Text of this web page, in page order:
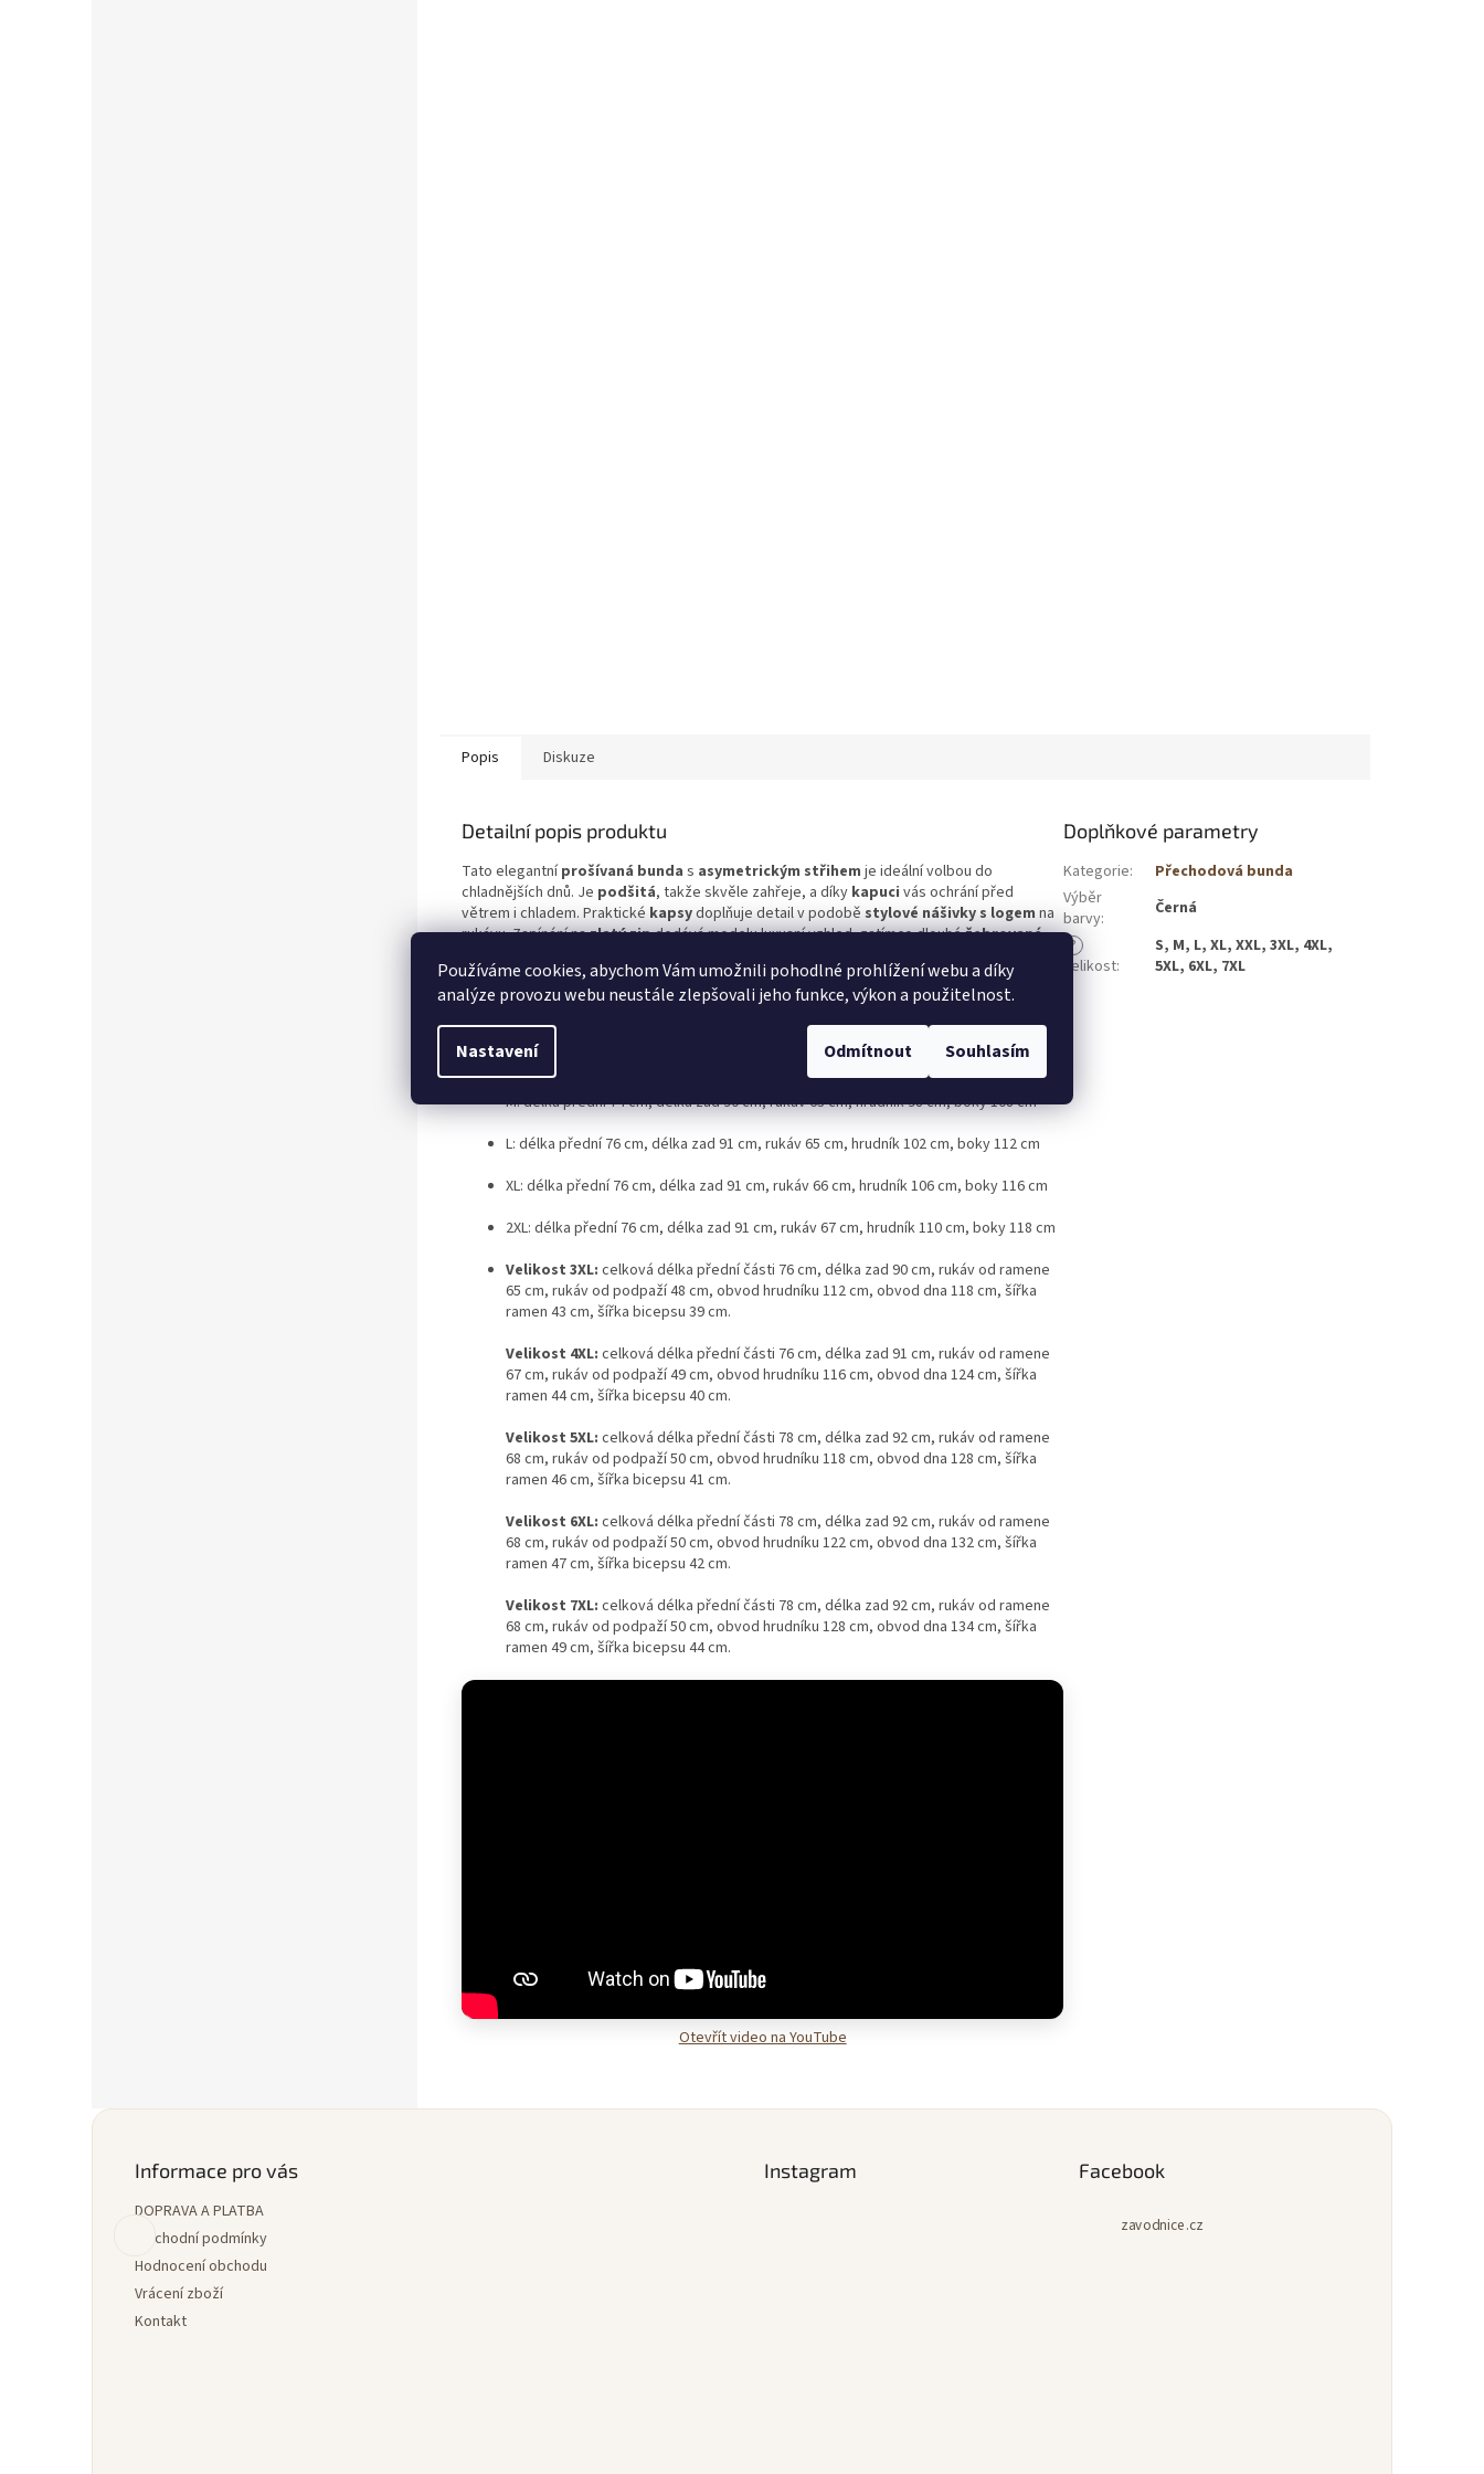
Používáme cookies, abychom Vám umožnili pohodlné prohlížení webu a díky
analýze provozu webu neustále zlepšovali jeho funkce, výkon a použitelnost.
Nastavení Odmítnout Souhlasím
Popis Diskuze
Detailní popis produktu
Tato elegantníprošívaná bunda s asymetrickým střihem je ideální volbou do
chladnějších dnů. Je podšitá, takže skvěle zahřeje, a díky kapuci vás ochrání před
větrem i chladem. Praktické kapsydoplňuje detail v podobě stylové nášivky s logemna
rukávu. Zapínání nazlatý zipdodává modelu luxusní vzhled, zatímco dlouhéžebrované
Dostupná ve velikostechS–2XL:
S: délka přední 74 cm, délka zad 90 cm, rukáv od ramene 62 cm, hrudník 96 cm, boky
106 cm
M: délka přední 74 cm, délka zad 90 cm, rukáv 63 cm, hrudník 98 cm, boky 108 cm
L: délka přední 76 cm, délka zad 91 cm, rukáv 65 cm, hrudník 102 cm, boky 112 cm
XL: délka přední 76 cm, délka zad 91 cm, rukáv 66 cm, hrudník 106 cm, boky 116 cm
2XL: délka přední 76 cm, délka zad 91 cm, rukáv 67 cm, hrudník 110 cm, boky 118 cm
Velikost 3XL: celková délka přední části 76 cm, délka zad 90 cm, rukáv od ramene
65 cm, rukáv od podpaží 48 cm, obvod hrudníku 112 cm, obvod dna 118 cm, šířka
ramen 43 cm, šířka bicepsu 39 cm.
Velikost 4XL: celková délka přední části 76 cm, délka zad 91 cm, rukáv od ramene
67 cm, rukáv od podpaží 49 cm, obvod hrudníku 116 cm, obvod dna 124 cm, šířka
ramen 44 cm, šířka bicepsu 40 cm.
Velikost 5XL: celková délka přední části 78 cm, délka zad 92 cm, rukáv od ramene
68 cm, rukáv od podpaží 50 cm, obvod hrudníku 118 cm, obvod dna 128 cm, šířka
ramen 46 cm, šířka bicepsu 41 cm.
Velikost 6XL: celková délka přední části 78 cm, délka zad 92 cm, rukáv od ramene
68 cm, rukáv od podpaží 50 cm, obvod hrudníku 122 cm, obvod dna 132 cm, šířka
ramen 47 cm, šířka bicepsu 42 cm.
Velikost 7XL: celková délka přední části 78 cm, délka zad 92 cm, rukáv od ramene
68 cm, rukáv od podpaží 50 cm, obvod hrudníku 128 cm, obvod dna 134 cm, šířka
ramen 49 cm, šířka bicepsu 44 cm.
Otevřít video na YouTube
Doplňkové parametry
Kategorie:
Přechodová bunda
Výběr
barvy:
Černá
?
Velikost:
S, M, L, XL, XXL, 3XL, 4XL,
5XL, 6XL, 7XL
Informace pro vás
DOPRAVA A PLATBA
Obchodní podmínky
Hodnocení obchodu
Vrácení zboží
Kontakt
Instagram Facebook
zavodnice.cz